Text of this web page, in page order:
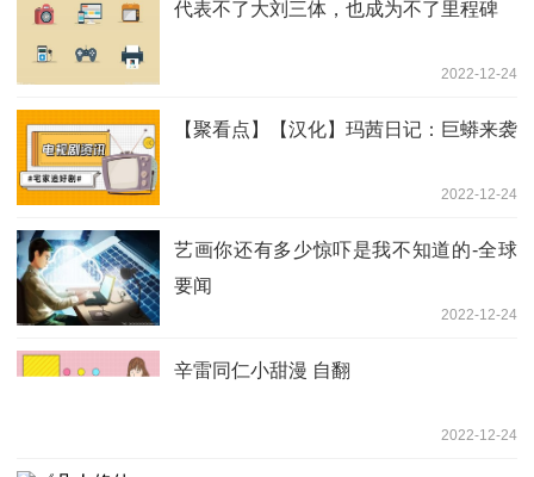
代表不了大刘三体，也成为不了里程碑
2022-12-24
【聚看点】【汉化】玛茜日记：巨蟒来袭
2022-12-24
艺画你还有多少惊吓是我不知道的-全球
要闻
2022-12-24
辛雷同仁小甜漫 自翻
2022-12-24